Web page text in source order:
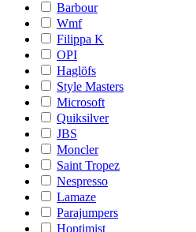
Barbour
Wmf
Filippa K
OPI
Haglöfs
Style Masters
Microsoft
Quiksilver
JBS
Moncler
Saint Tropez
Nespresso
Lamaze
Parajumpers
Hoptimist